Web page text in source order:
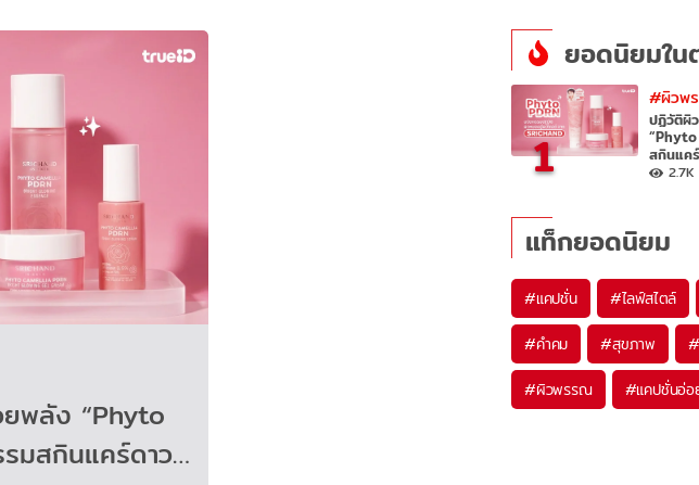
พลัง “Phyto
รมสกินแคร์ดาว…
ยอดนิยมใ
1
#ผิวพ
ปฏิวัติผิ
“Phyto
สกินแค
ใสสุขภาพ
2.7K
แท็กยอดนิยม
#แคปชั่น #ไลฟ์สไตล์
#คำคม #สุขภาพ #
#ผิวพรรณ #แคปชั่นอ่อ